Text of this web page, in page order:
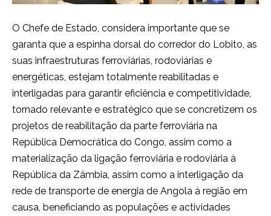
O Chefe de Estado, considera importante que se
garanta que a espinha dorsal do corredor do Lobito, as
suas infraestruturas ferroviárias, rodoviárias e
energéticas, estejam totalmente reabilitadas e
interligadas para garantir eficiência e competitividade,
tornado relevante e estratégico que se concretizem os
projetos de reabilitação da parte ferroviária na
República Democrática do Congo, assim como a
materialização da ligação ferroviária e rodoviária à
República da Zâmbia, assim como a interligação da
rede de transporte de energia de Angola à região em
causa, beneficiando as populações e actividades